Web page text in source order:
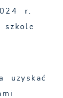
r.
uzyskać